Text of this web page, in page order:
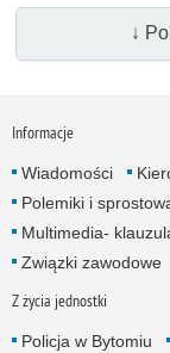
↓
Informacje
Wiadomości
Polemiki i
Multimedia-
Związki zawodowe
Z życia jednostki
Policja w Bytomiu